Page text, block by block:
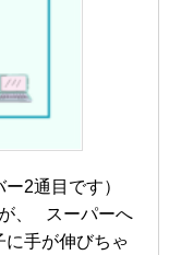
ー2通目です）
、 スーパーへ
手が伸びちゃ